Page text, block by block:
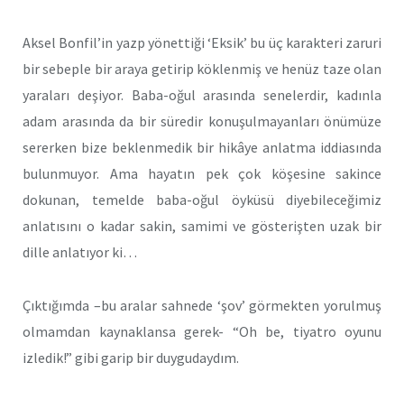
Aksel Bonfil’in yazp yönettiği ‘Eksik’ bu üç karakteri zaruri
bir sebeple bir araya getirip köklenmiş ve henüz taze olan
yaraları deşiyor. Baba-oğul arasında senelerdir, kadınla
adam arasında da bir süredir konuşulmayanları önümüze
sererken bize beklenmedik bir hikâye anlatma iddiasında
bulunmuyor. Ama hayatın pek çok köşesine sakince
dokunan, temelde baba-oğul öyküsü diyebileceğimiz
anlatısını o kadar sakin, samimi ve gösterişten uzak bir
dille anlatıyor ki…
Çıktığımda –bu aralar sahnede ‘şov’ görmekten yorulmuş
olmamdan kaynaklansa gerek- “Oh be, tiyatro oyunu
izledik!” gibi garip bir duygudaydım.